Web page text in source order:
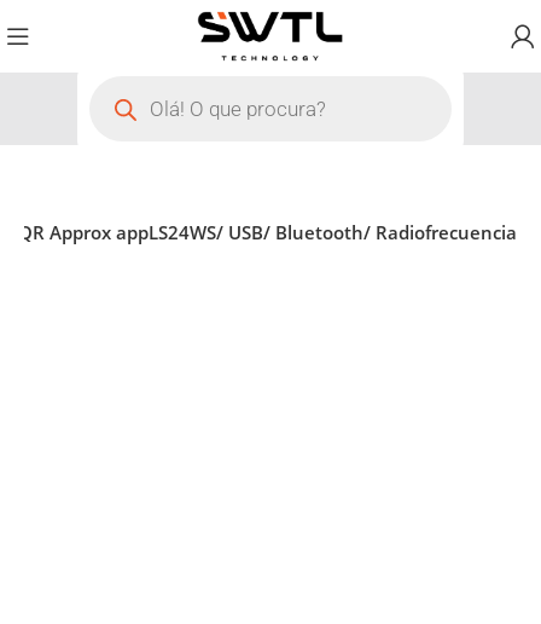
QR Approx appLS24WS/ USB/ Bluetooth/ Radiofrecuencia